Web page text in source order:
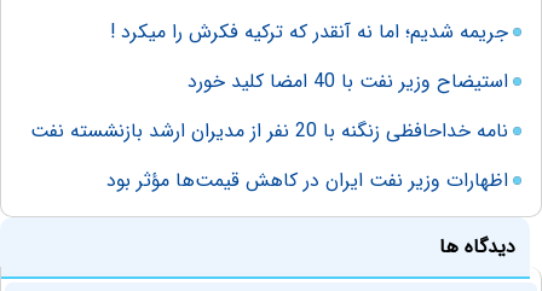
جریمه شدیم؛‌ اما نه آنقدر که ترکیه فکرش را میکرد !
استیضاح وزیر نفت با 40 امضا کلید خورد
نامه خداحافظی زنگنه با 20 نفر از مدیران ارشد بازنشسته نفت
اظهارات وزیر نفت ایران در کاهش قیمت‌ها مؤثر بود
دیدگاه ها